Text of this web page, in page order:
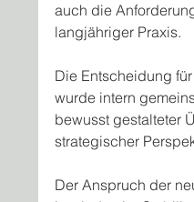
auch die
langjähriger Praxis.
Die Entscheidung
wurde intern
bewusst gestalteter
strategischer
Der Anspruch der